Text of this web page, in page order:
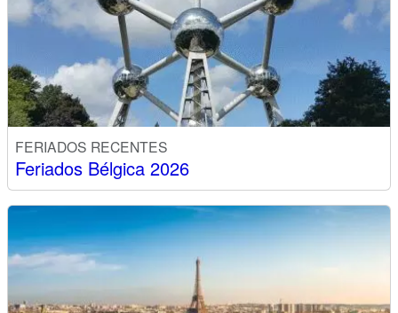
FERIADOS RECENTES
Feriados Bélgica 2026